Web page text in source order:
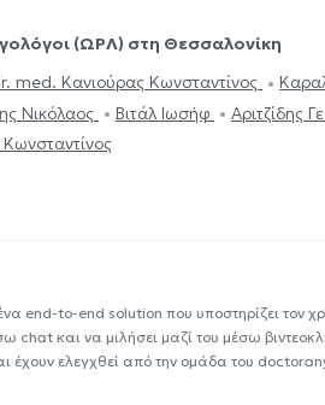
(ΩΡΛ) στη Θεσσαλονίκη
med. Κανιούρας Κωνσταντίνος
Νικόλαος Βιτάλ Ιωσήφ Αριτζίδης
end-to-end solution που υποστηρίζει τον
chat και να μιλήσει μαζί του μέσω
έχουν ελεγχθεί από την ομάδα του